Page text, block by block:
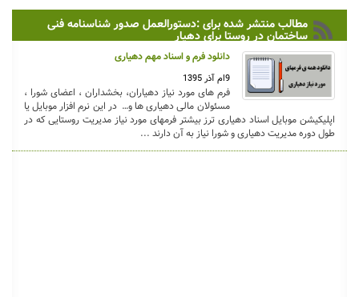
مطالب منتشر شده برای :دستورالعمل صدور شناسنامه فنی
ساختمان در روستا برای دهیار
دانلود فرم و اسناد مهم دهیاری
9ام آذر 1395
فرم های مورد نیاز دهیاران، بخشداران ، اعضای شورا ،
مسئولان مالی دهیاری ها و… در این نرم افزار موبایل یا
اپلیکیشن موبایل اسناد دهیاری ترز بیشتر فرمهای مورد نیاز مدیریت روستایی که در
طول دوره مدیریت دهیاری و شورا نیاز به آن دارند ...